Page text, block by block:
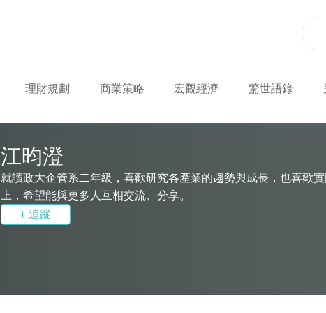
理財規劃 商業策略 宏觀經濟 驚世語錄
江昀澄
就讀政大企管系二年級，喜歡研究各產業的趨勢與成長，也喜歡
上，希望能與更多人互相交流、分享。
+ 追蹤